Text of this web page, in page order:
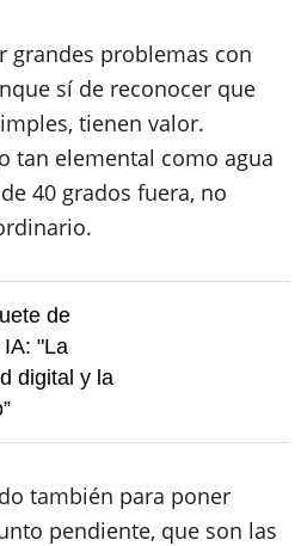
grandes problemas con
sí de reconocer que
tienen valor.
tan elemental como agua
40 grados fuera, no
de
"La
digital y la
también para poner
pendiente, que son las